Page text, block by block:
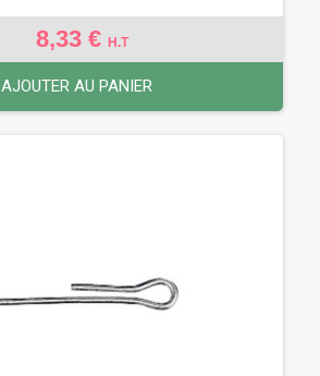
8,33 € H.T
AJOUTER AU PANIER